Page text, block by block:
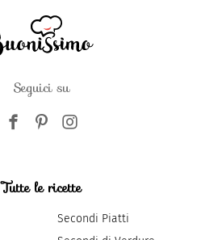
Seguici su
Tutte le ricette
Secondi Piatti